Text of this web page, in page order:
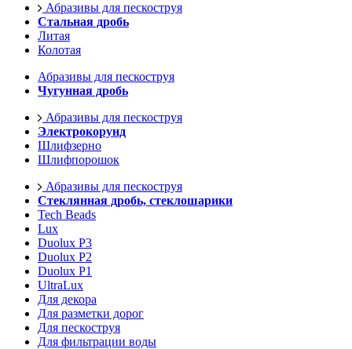
Абразивы для пескоструя
Стальная дробь
Литая
Колотая
Абразивы для пескоструя
Чугунная дробь
Абразивы для пескоструя
Электрокорунд
Шлифзерно
Шлифпорошок
Абразивы для пескоструя
Стеклянная дробь, стеклошарики
Tech Beads
Lux
Duolux P3
Duolux P2
Duolux P1
UltraLux
Для декора
Для разметки дорог
Для пескоструя
Для фильтрации воды